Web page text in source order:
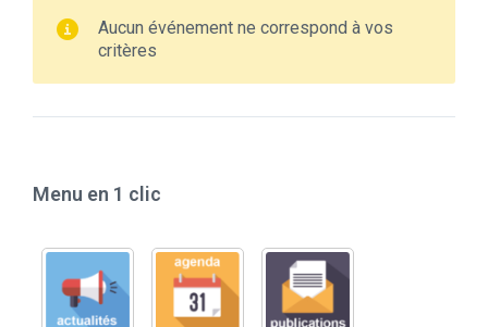
Aucun événement ne correspond à vos
critères
Menu en 1 clic